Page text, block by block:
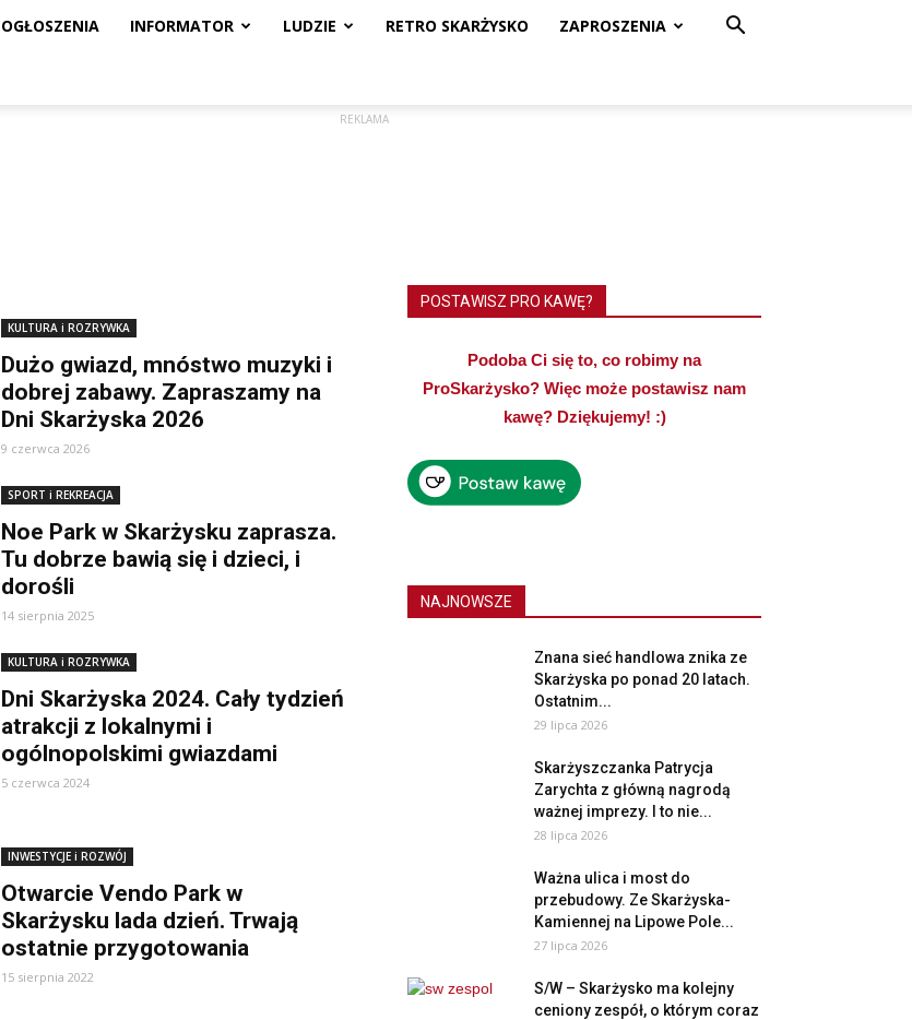
OGŁOSZENIA INFORMATOR LUDZIE RETRO SKARŻYSKO ZAPROSZENIA
REKLAMA
KULTURA i ROZRYWKA
Dużo gwiazd, mnóstwo muzyki i
dobrej zabawy. Zapraszamy na
Dni Skarżyska 2026
9 czerwca 2026
SPORT i REKREACJA
Noe Park w Skarżysku zaprasza.
Tu dobrze bawią się i dzieci, i
dorośli
14 sierpnia 2025
KULTURA i ROZRYWKA
Dni Skarżyska 2024. Cały tydzień
atrakcji z lokalnymi i
ogólnopolskimi gwiazdami
5 czerwca 2024
INWESTYCJE i ROZWÓJ
Otwarcie Vendo Park w
Skarżysku lada dzień. Trwają
ostatnie przygotowania
15 sierpnia 2022
POSTAWISZ PRO KAWĘ?
Podoba Ci się to, co robimy na
ProSkarżysko? Więc może postawisz nam
kawę? Dziękujemy! :)
NAJNOWSZE
Znana sieć handlowa znika ze
Skarżyska po ponad 20 latach.
Ostatnim...
29 lipca 2026
Skarżyszczanka Patrycja
Zarychta z główną nagrodą
ważnej imprezy. I to nie...
28 lipca 2026
Ważna ulica i most do
przebudowy. Ze Skarżyska-
Kamiennej na Lipowe Pole...
27 lipca 2026
S/W – Skarżysko ma kolejny
ceniony zespół, o którym coraz